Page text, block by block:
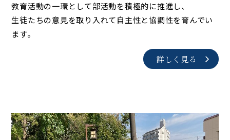
教育活動の一環として部活動を積極的に推進し、
生徒たちの意見を取り入れて自主性と協調性を育んでい
ます。
詳しく見る